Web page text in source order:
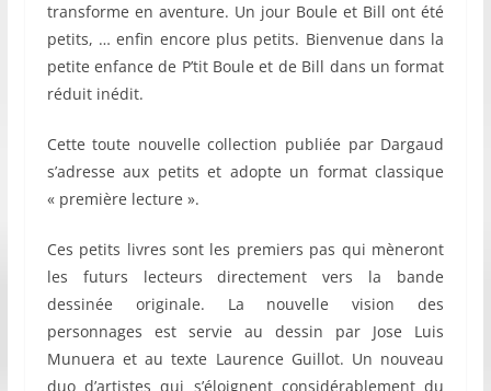
transforme en aventure. Un jour Boule et Bill ont été
petits, … enfin encore plus petits. Bienvenue dans la
petite enfance de P’tit Boule et de Bill dans un format
réduit inédit.
Cette toute nouvelle collection publiée par Dargaud
s’adresse aux petits et adopte un format classique
« première lecture ».
Ces petits livres sont les premiers pas qui mèneront
les futurs lecteurs directement vers la bande
dessinée originale. La nouvelle vision des
personnages est servie au dessin par Jose Luis
Munuera et au texte Laurence Guillot. Un nouveau
duo d’artistes qui s’éloignent considérablement du